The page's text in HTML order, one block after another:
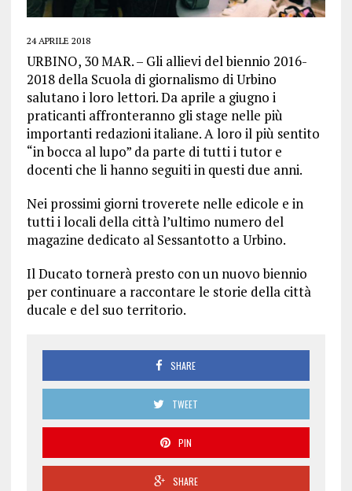
24 APRILE 2018
URBINO, 30 MAR. – Gli allievi del biennio 2016-
2018 della Scuola di giornalismo di Urbino
salutano i loro lettori. Da aprile a giugno i
praticanti affronteranno gli stage nelle più
importanti redazioni italiane. A loro il più sentito
“in bocca al lupo” da parte di tutti i tutor e
docenti che li hanno seguiti in questi due anni.
Nei prossimi giorni troverete nelle edicole e in
tutti i locali della città l’ultimo numero del
magazine dedicato al Sessantotto a Urbino.
Il Ducato tornerà presto con un nuovo biennio
per continuare a raccontare le storie della città
ducale e del suo territorio.
SHARE
TWEET
PIN
SHARE